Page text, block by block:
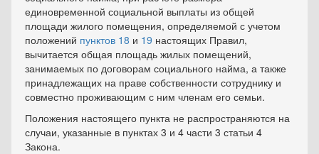
единовременной социальной выплаты из общей
площади жилого помещения, определяемой с учетом
положений пунктов 18 и 19 настоящих Правил,
вычитается общая площадь жилых помещений,
занимаемых по договорам социального найма, а также
принадлежащих на праве собственности сотруднику и
совместно проживающим с ним членам его семьи.
Положения настоящего пункта не распространяются на
случаи, указанные в пунктах 3 и 4 части 3 статьи 4
Закона.